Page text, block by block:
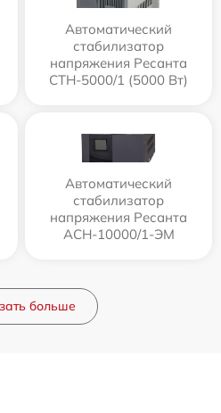
Автоматический
стабилизатор
напряжения Ресанта
СТН-5000/1 (5000 Вт)
Автоматический
стабилизатор
напряжения Ресанта
АСН-10000/1-ЭМ
больше